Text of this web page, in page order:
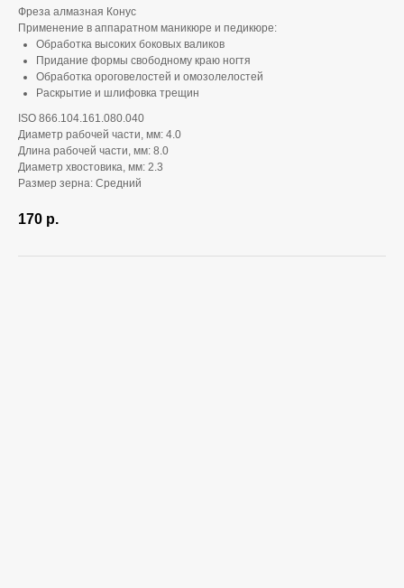
Фреза алмазная Конус
Применение в аппаратном маникюре и педикюре:
Обработка высоких боковых валиков
Придание формы свободному краю ногтя
Обработка ороговелостей и омозолелостей
Раскрытие и шлифовка трещин
ISO 866.104.161.080.040
Диаметр рабочей части, мм: 4.0
Длина рабочей части, мм: 8.0
Диаметр хвостовика, мм: 2.3
Размер зерна: Средний
170 р.